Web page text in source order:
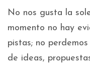
No nos gusta la
momento no hay
pistas; no
de ideas,